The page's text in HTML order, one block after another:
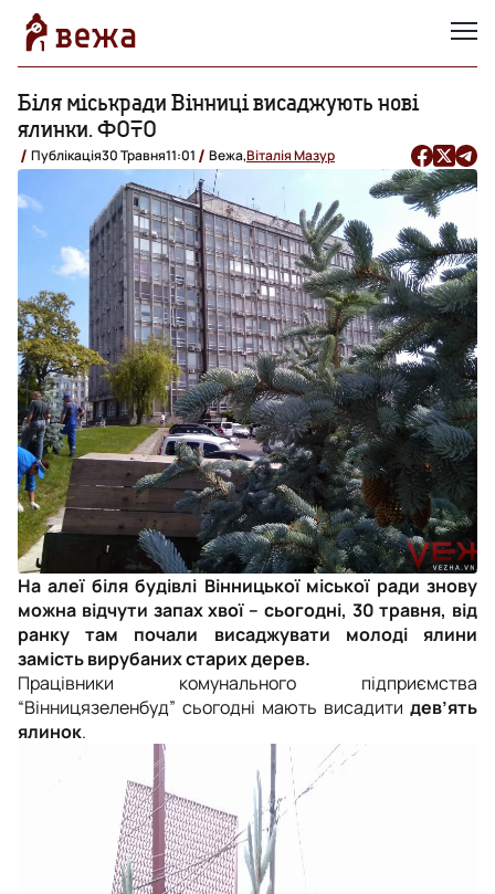
Біля міськради Вінниці висаджують нові
ялинки. ФОТО
Публікація30 Травня11:01 Вежа,Віталія Мазур
На алеї біля будівлі Вінницької міської ради знову
можна відчути запах хвої – сьогодні, 30 травня, від
ранку там почали висаджувати молоді ялини
замість вирубаних старих дерев.
Працівники комунального підприємства
“Вінницязеленбуд” сьогодні мають висадити дев’ять
ялинок.